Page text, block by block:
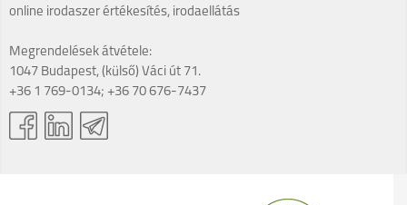
online irodaszer értékesítés, irodaellátás
Megrendelések átvétele:
1047 Budapest, (külső) Váci út 71.
+36 1 769-0134; +36 70 676-7437